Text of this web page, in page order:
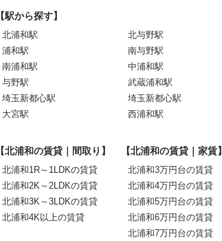
【駅から探す】
北浦和駅
浦和駅
南浦和駅
与野駅
埼玉新都心駅
大宮駅
北与野駅
南与野駅
中浦和駅
武蔵浦和駅
埼玉新都心駅
西浦和駅
【北浦和の賃貸｜間取り】
北浦和1R～1LDKの賃貸
北浦和2K～2LDKの賃貸
北浦和3K～3LDKの賃貸
北浦和4K以上の賃貸
【北浦和の賃貸｜家賃】
北浦和3万円台の賃貸
北浦和4万円台の賃貸
北浦和5万円台の賃貸
北浦和6万円台の賃貸
北浦和7万円台の賃貸